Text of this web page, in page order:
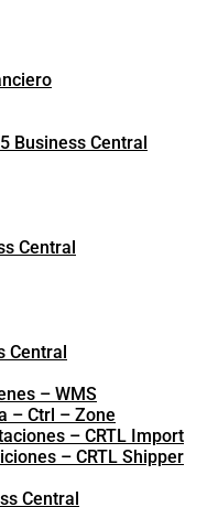
Business Central
Central
Central
– WMS
– Ctrl – Zone
– CRTL Import
– CRTL Shipper
Central